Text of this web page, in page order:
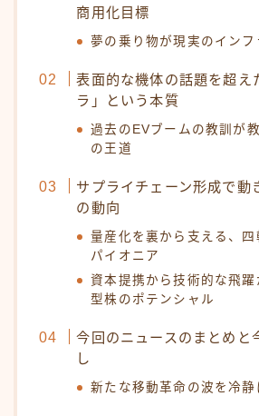
商用化目標
夢の乗り物が現実のインフ
表面的な機体の話題を超え
ラ」という本質
過去のEVブームの教訓が
の王道
サプライチェーン形成で動
の動向
量産化を裏から支える、
パイオニア
資本提携から技術的な飛
型株のポテンシャル
今回のニュースのまとめと
し
新たな移動革命の波を冷静